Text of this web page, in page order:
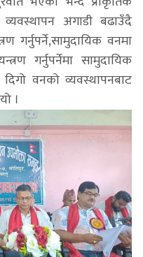
अगाडी बढाउँदै
गर्नुपर्ने,सामुदायिक वनमा
गर्नुपर्नेमा सामुदायिक
वनको व्यवस्थापनबाट
।